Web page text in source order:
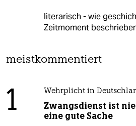
literarisch - wie
Zeitmoment
meistkommentiert
1 Wehrplicht in
Zwangsdienst ist
eine gute Sache